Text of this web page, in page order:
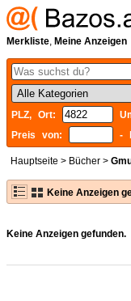
Merkliste, Meine Anzeigen
PLZ, Ort:
Preis von:
-
Hauptseite > Bücher >
Keine Anzeigen
Keine Anzeigen gefunden.